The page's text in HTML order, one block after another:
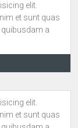
elit.
et sunt quas
a
elit.
et sunt quas